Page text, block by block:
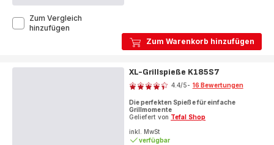
Zum Warenkorb hinzufügen
Zum Vergleich
hinzufügen
Ausstechformen-
25
XL-Grillspieße K185S7
Bewertung
4.4/5- 16 Bewertungen
Die perfekten Spieße für einfache
Grillmomente
Geliefert von Tefal Shop
inkl. MwSt
verfügbar